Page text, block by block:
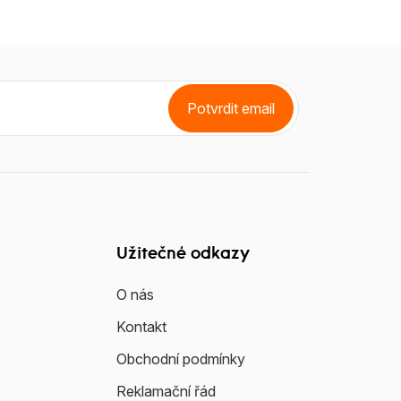
Potvrdit email
Užitečné odkazy
O nás
Kontakt
Obchodní podmínky
Reklamační řád